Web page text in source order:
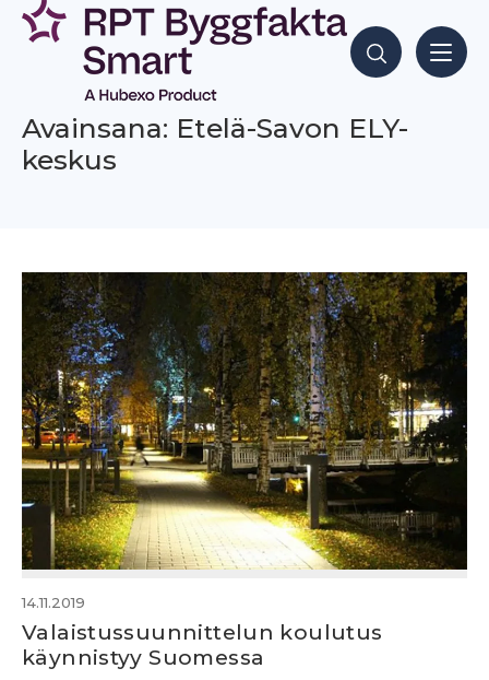
Siirry
sisältöön
Hae sisältöjä
Avainsana: Etelä-Savon ELY-
keskus
14.11.2019
Valaistussuunnittelun koulutus
käynnistyy Suomessa